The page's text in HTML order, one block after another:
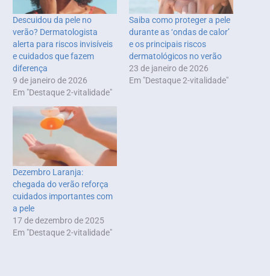
Descuidou da pele no
verão? Dermatologista
alerta para riscos invisíveis
e cuidados que fazem
diferença
9 de janeiro de 2026
Em "Destaque 2-vitalidade"
Saiba como proteger a pele
durante as ‘ondas de calor’
e os principais riscos
dermatológicos no verão
23 de janeiro de 2026
Em "Destaque 2-vitalidade"
Dezembro Laranja:
chegada do verão reforça
cuidados importantes com
a pele
17 de dezembro de 2025
Em "Destaque 2-vitalidade"